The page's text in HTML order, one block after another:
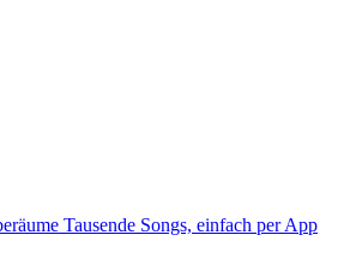
Tausende Songs, einfach per App